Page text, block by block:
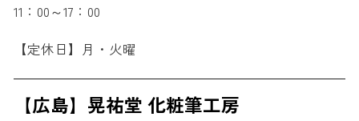
11：00～17：00
【定休日】月・火曜
【広島】晃祐堂 化粧筆工房